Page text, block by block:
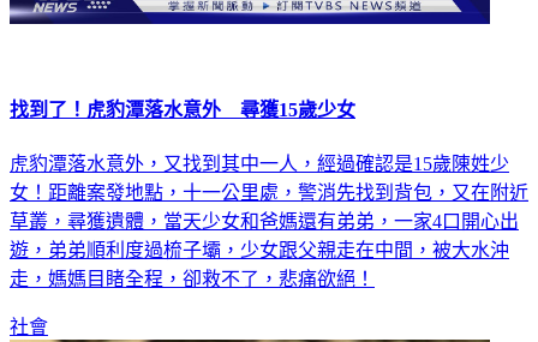
找到了！虎豹潭落水意外 尋獲15歲少女
虎豹潭落水意外，又找到其中一人，經過確認是15歲陳姓少
女！距離案發地點，十一公里處，警消先找到背包，又在附近
草叢，尋獲遺體，當天少女和爸媽還有弟弟，一家4口開心出
遊，弟弟順利度過梳子壩，少女跟父親走在中間，被大水沖
走，媽媽目睹全程，卻救不了，悲痛欲絕！
社會